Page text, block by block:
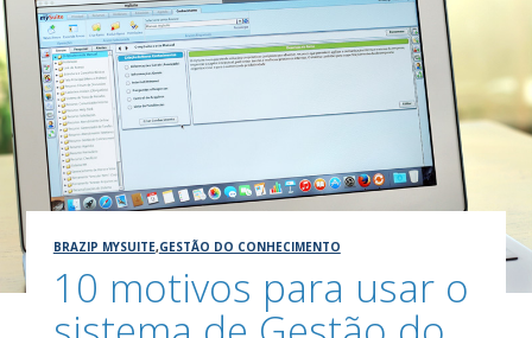
BRAZIP MYSUITE,GESTÃO DO CONHECIMENTO
10 motivos para usar o